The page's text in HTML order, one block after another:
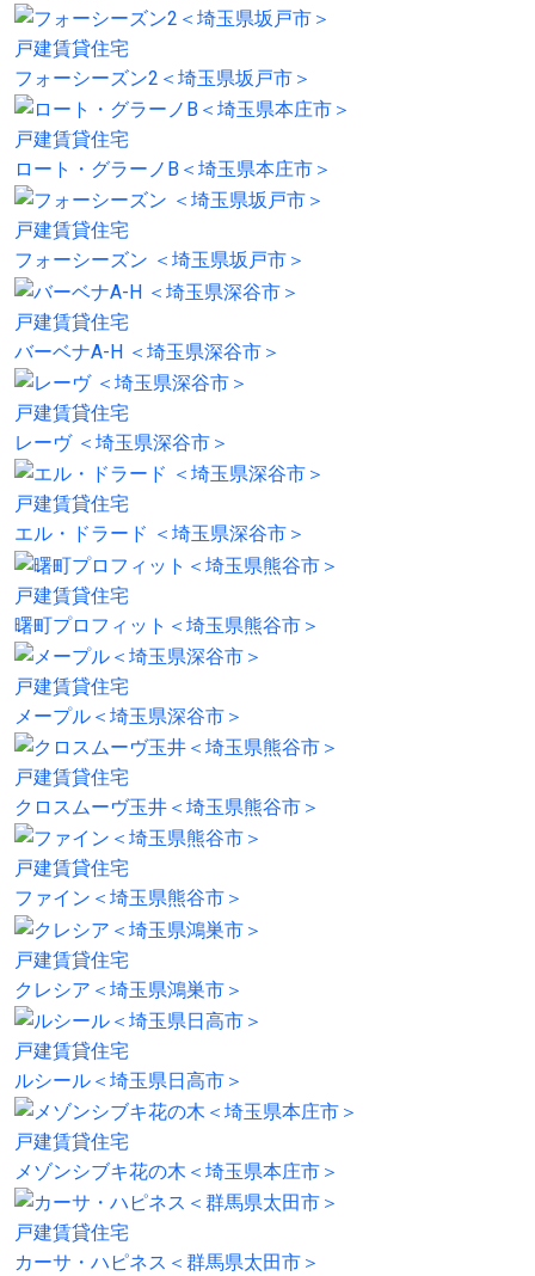
戸建賃貸住宅
フォーシーズン2＜埼玉県坂戸市＞
戸建賃貸住宅
ロート・グラーノB＜埼玉県本庄市＞
戸建賃貸住宅
フォーシーズン ＜埼玉県坂戸市＞
戸建賃貸住宅
バーベナA-H ＜埼玉県深谷市＞
戸建賃貸住宅
レーヴ ＜埼玉県深谷市＞
戸建賃貸住宅
エル・ドラード ＜埼玉県深谷市＞
戸建賃貸住宅
曙町プロフィット＜埼玉県熊谷市＞
戸建賃貸住宅
メープル＜埼玉県深谷市＞
戸建賃貸住宅
クロスムーヴ玉井＜埼玉県熊谷市＞
戸建賃貸住宅
ファイン＜埼玉県熊谷市＞
戸建賃貸住宅
クレシア＜埼玉県鴻巣市＞
戸建賃貸住宅
ルシール＜埼玉県日高市＞
戸建賃貸住宅
メゾンシブキ花の木＜埼玉県本庄市＞
戸建賃貸住宅
カーサ・ハピネス＜群馬県太田市＞